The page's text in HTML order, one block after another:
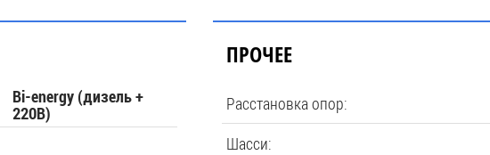
Bi-energy (дизель +
220В)
ПРОЧЕЕ
Расстановка опор:
Шасси: